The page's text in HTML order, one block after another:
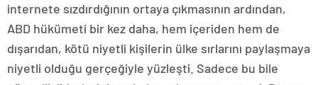
internete sızdırdığının ortaya çıkmasının ardından,
ABD hükümeti bir kez daha, hem içeriden hem de
dışarıdan, kötü niyetli kişilerin ülke sırlarını paylaşmaya
niyetli olduğu gerçeğiyle yüzleşti. Sadece bu bile